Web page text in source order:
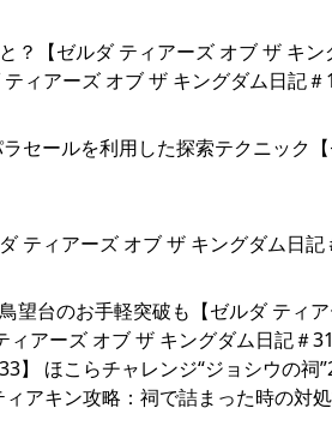
？【ゼルダ ティアーズ オブ ザ キ
ィアーズ オブ ザ キングダム日記＃
セールを利用した探索テクニック
ティアーズ オブ ザ キングダム日記
望台のお手軽突破も【ゼルダ ティ
アーズ オブ ザ キングダム日記＃
】 ほこらチャレンジ“ジョシウの祠
アキン攻略：祠で詰まった時の対